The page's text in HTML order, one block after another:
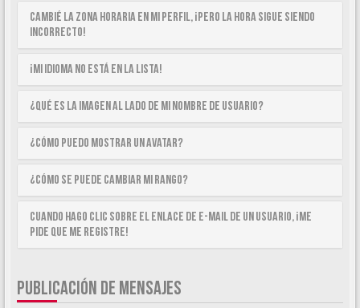
Cambié la zona horaria en mi perfil, ¡pero la hora sigue siendo
incorrecto!
¡Mi idioma no está en la lista!
¿Qué es la imagen al lado de mi nombre de usuario?
¿Cómo puedo mostrar un avatar?
¿Cómo se puede cambiar mi rango?
Cuando hago clic sobre el enlace de e-mail de un usuario, ¡me
pide que me registre!
PUBLICACIÓN DE MENSAJES